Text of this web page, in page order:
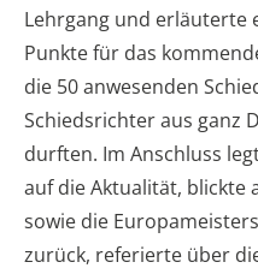
Lehrgang und erläuterte
Punkte für das
die 50 anwesenden
Schiedsrichter aus ganz
durften. Im Anschluss
auf die Aktualität, blickte
sowie die
zurück, referierte über